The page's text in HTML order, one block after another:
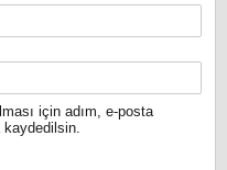
için adım, e-posta
kaydedilsin.